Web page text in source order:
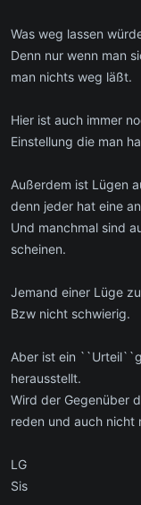
Was weg lassen
Denn nur wenn man
man nichts weg läßt.
Hier ist auch immer
Einstellung die man
Außerdem ist Lügen
denn jeder hat eine
Und manchmal sind
scheinen.
Jemand einer Lüge
Bzw nicht schwierig.
Aber ist ein
herausstellt.
Wird der Gegenüber
reden und auch nicht
LG
Sis